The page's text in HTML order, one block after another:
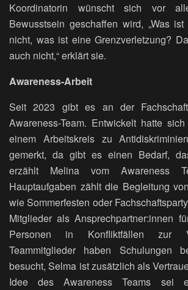
Koordinatorin wünscht sich vor
Bewusstsein geschaffen wird, „Was
nicht, was ist eine Grenzverletzung?
auch nicht,“ erklärt sie.
Awareness-Arbeit
Seit 2023 gibt es an der
Awareness-Team. Entwickelt hatte
einem Arbeitskreis zu
gemerkt, da gibt es einen Bedarf,
erzählt Melina vom Awareness
Hauptaufgaben zählt die Begleitung
wie Sommerfesten oder
Mitglieder als Ansprechpartner:innen
Personen in Konfliktfällen zur
Teammitglieder haben Schulungen
besucht, Selma ist zusätzlich als
Idee des Awareness Teams sei